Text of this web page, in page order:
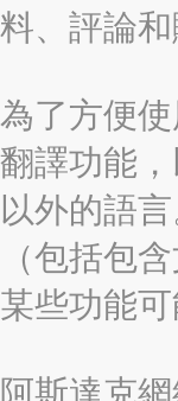
料、評論
為了方便
翻譯功能
以外的語
（包括包
某些功能
阿斯達克